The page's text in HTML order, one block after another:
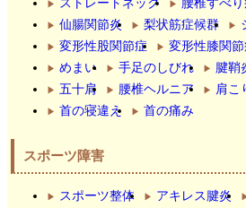
ストレートネック
腰椎すべり
仙腸関節炎
梨状筋症候群
変形性股関節症
変形性膝関節
めまい
手足のしびれ 腱鞘
五十肩
腰椎ヘルニア 肩こ
首の寝違え
首の痛み
スポーツ障害
スポーツ整体 アキレス腱炎